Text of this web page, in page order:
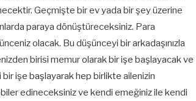
Geçmişte bir ev yada bir şey üzerine
paraya dönüştüreceksiniz. Para
olacak. Bu düşünceyi bir arkadaşınızla
birisi memur olarak bir işe başlayacak ve
işe başlayarak hep birlikte ailenizin
edineceksiniz ve kendi emeğiniz ile kendi